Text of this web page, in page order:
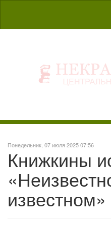
Понедельник, 07 июля 2025 07:56
Книжкины
известном»